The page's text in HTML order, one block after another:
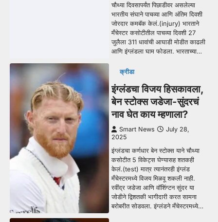
चौथ्या दिवसापर्यंत पिछाडीवर असलेल्या
भारतीय संघाने पाचव्या आणि अंतिम दिवशी
जोरदार कमबॅक केलं.(injury) भारताने
मँचेस्टर कसोटीतील पाचव्या दिवशी 27
जुलैला 311 धावांची आघाडी मोडीत काढली
आणि इंग्लंडला घाम फोडला. भारताच्या…
क्रीडा
इंग्लंडचा विजय हिसकावला,
बेन स्टोक्स जडेजा-सुंदरचं
नाव घेत काय म्हणाला?
Smart News
July 28,
2025
इंग्लंडचा कर्णधार बेन स्टोक्स याने चौथ्या
कसोटीत 5 विकेट्स घेण्यासह शतकही
केलं.(test) मात्र त्यानंतरही इंग्लंड
मँचेस्टरमध्ये विजय मिळवू शकली नाही.
रवींद्र जडेजा आणि वॉशिंग्टन सुंदर या
जोडीने द्विशतकी भागीदारी करत सामना
बरोबरीत सोडवला. इंग्लंडने मँचेस्टरमध्ये…